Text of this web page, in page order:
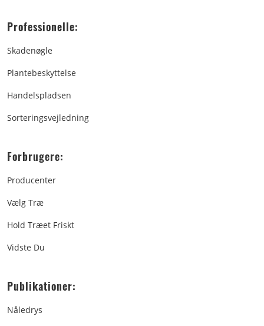
Professionelle:
Skadenøgle
Plantebeskyttelse
Handelspladsen
Sorteringsvejledning
Forbrugere:
Producenter
Vælg Træ
Hold Træet Friskt
Vidste Du
Publikationer:
Nåledrys